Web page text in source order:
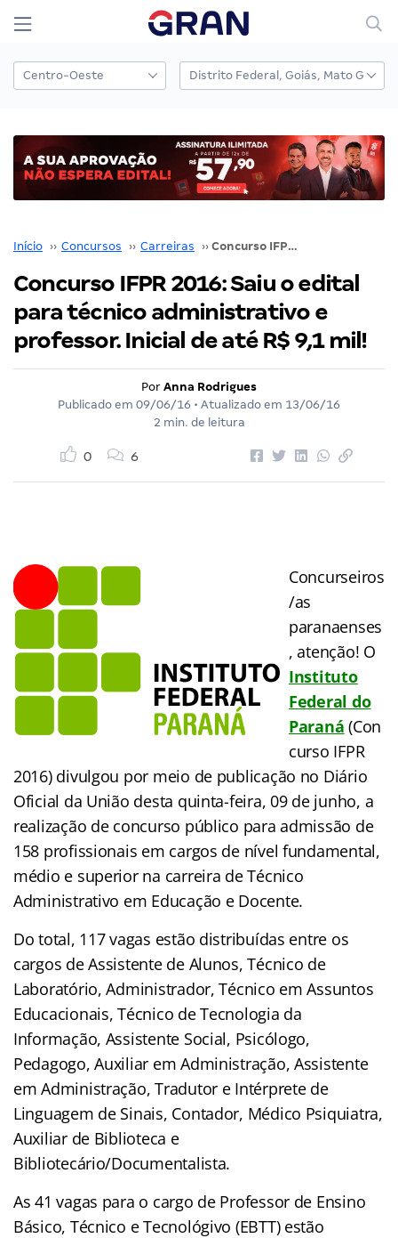
Início ›› Concursos ›› Carreiras ›› Concurso IFPR 2016: Saiu o edital para técnico administrativo e professor. Inicial de até R$ 9,1 mil!
Concurso IFPR 2016: Saiu o edital
para técnico administrativo e
professor. Inicial de até R$ 9,1 mil!
Por Anna Rodrigues
Publicado em 09/06/16 • Atualizado em 13/06/16
2 min. de leitura
0 6
Concurseiros
/as
paranaenses
, atenção! O
Instituto
Federal do
Paraná (Con
curso IFPR
2016) divulgou por meio de publicação no Diário
Oficial da União desta quinta-feira, 09 de junho, a
realização de concurso público para admissão de
158 profissionais em cargos de nível fundamental,
médio e superior na carreira de Técnico
Administrativo em Educação e Docente.
Do total, 117 vagas estão distribuídas entre os
cargos de Assistente de Alunos, Técnico de
Laboratório, Administrador, Técnico em Assuntos
Educacionais, Técnico de Tecnologia da
Informação, Assistente Social, Psicólogo,
Pedagogo, Auxiliar em Administração, Assistente
em Administração, Tradutor e Intérprete de
Linguagem de Sinais, Contador, Médico Psiquiatra,
Auxiliar de Biblioteca e
Bibliotecário/Documentalista.
As 41 vagas para o cargo de Professor de Ensino
Básico, Técnico e Tecnológivo (EBTT) estão